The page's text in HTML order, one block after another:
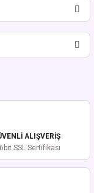
ALIŞVERİŞ
SSL Sertifikası